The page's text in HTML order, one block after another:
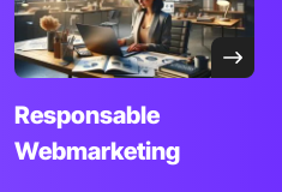
Responsable
Webmarketing